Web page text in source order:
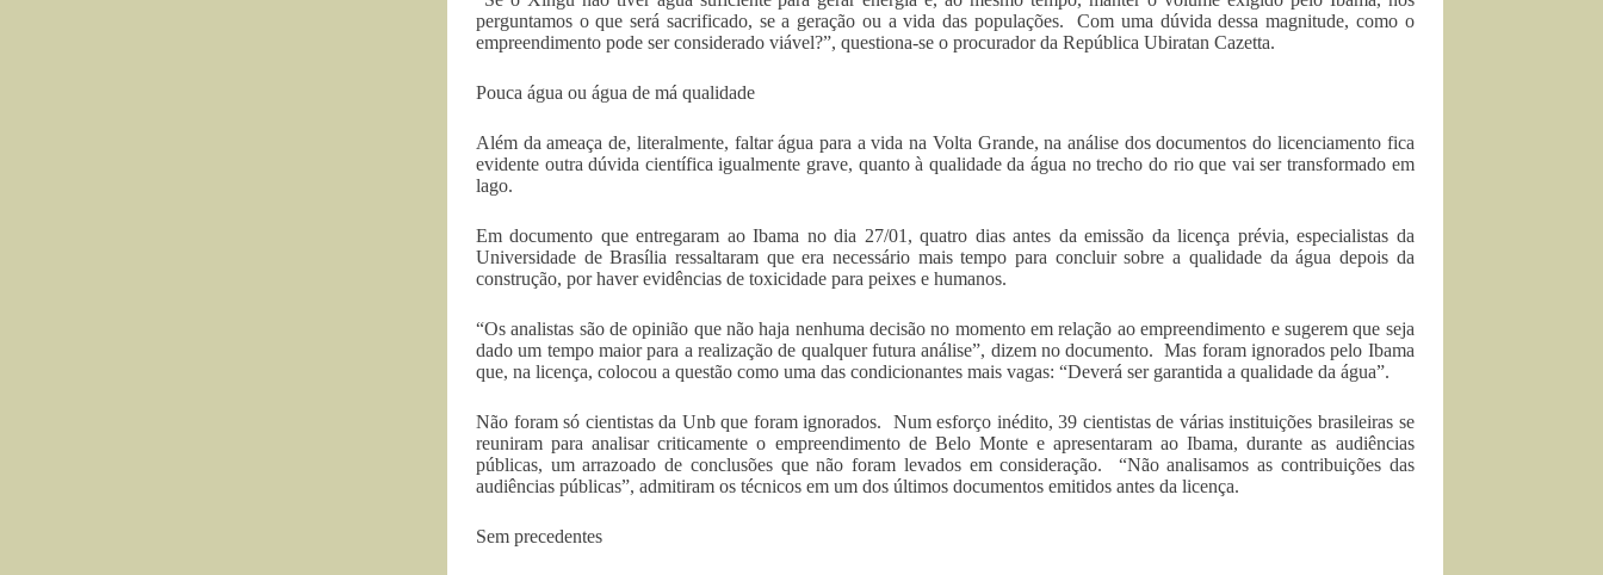
perguntamos o que será sacrificado, se a geração ou a vida das populações. Com uma dúvida dessa magnitude, como o
empreendimento pode ser considerado viável?”, questiona-se o procurador da República Ubiratan Cazetta.
Pouca água ou água de má qualidade
Além da ameaça de, literalmente, faltar água para a vida na Volta Grande, na análise dos documentos do licenciamento fica
evidente outra dúvida científica igualmente grave, quanto à qualidade da água no trecho do rio que vai ser transformado em
lago.
Em documento que entregaram ao Ibama no dia 27/01, quatro dias antes da emissão da licença prévia, especialistas da
Universidade de Brasília ressaltaram que era necessário mais tempo para concluir sobre a qualidade da água depois da
construção, por haver evidências de toxicidade para peixes e humanos.
“Os analistas são de opinião que não haja nenhuma decisão no momento em relação ao empreendimento e sugerem que seja
dado um tempo maior para a realização de qualquer futura análise”, dizem no documento. Mas foram ignorados pelo Ibama
que, na licença, colocou a questão como uma das condicionantes mais vagas: “Deverá ser garantida a qualidade da água”.
Não foram só cientistas da Unb que foram ignorados. Num esforço inédito, 39 cientistas de várias instituições brasileiras se
reuniram para analisar criticamente o empreendimento de Belo Monte e apresentaram ao Ibama, durante as audiências
públicas, um arrazoado de conclusões que não foram levados em consideração. “Não analisamos as contribuições das
audiências públicas”, admitiram os técnicos em um dos últimos documentos emitidos antes da licença.
Sem precedentes